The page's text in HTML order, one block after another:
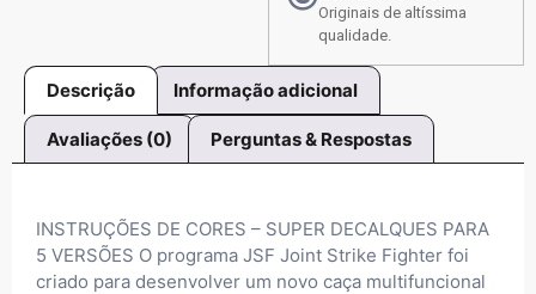
Originais de altíssima
qualidade.
Descrição Informação adicional
Avaliações (0) Perguntas & Respostas
INSTRUÇÕES DE CORES – SUPER DECALQUES PARA
5 VERSÕES O programa JSF Joint Strike Fighter foi
criado para desenvolver um novo caça multifuncional